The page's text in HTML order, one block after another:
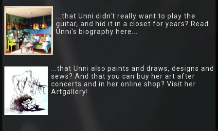
...that Unni didn't really want to play the
guitar, and hid it in a closet for years? Read
Unni's biography here...
...that Unni also paints and draws, designs and
sews? And that you can buy her art after
concerts and in her online shop? Visit her
Artgallery!